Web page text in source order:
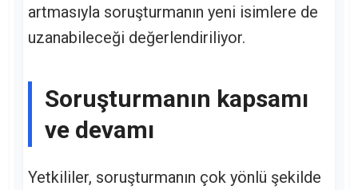
artmasıyla soruşturmanın yeni isimlere de
uzanabileceği değerlendiriliyor.
Soruşturmanın kapsamı
ve devamı
Yetkililer, soruşturmanın çok yönlü şekilde